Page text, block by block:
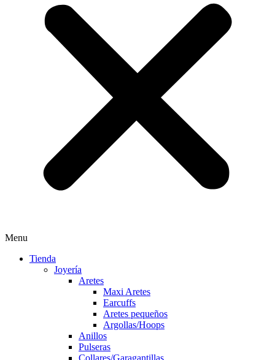
Menu
Tienda
Joyería
Aretes
Maxi Aretes
Earcuffs
Aretes pequeños
Argollas/Hoops
Anillos
Pulseras
Collares/Garagantillas